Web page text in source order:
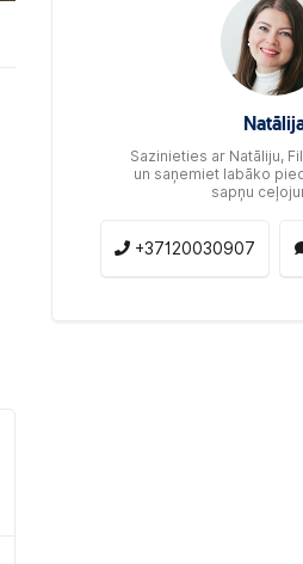
Sazinieties ar Natāliju,
un saņemiet labāko
sapņu
+37120030907